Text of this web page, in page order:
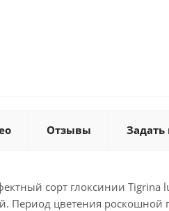
Отзывы Задать
сорт глоксинии
Период цветения